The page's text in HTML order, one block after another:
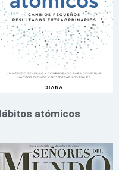
atómicos